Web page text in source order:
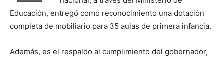
Educación, entregó como reconocimiento una dotación
completa de mobiliario para 35 aulas de primera infancia.
Además, es el respaldo al cumplimiento del gobernador,